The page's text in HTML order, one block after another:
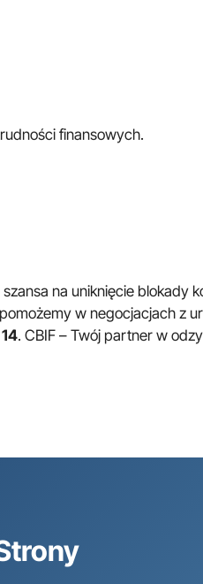
finansowych.
na uniknięcie blokady
w negocjacjach z
. CBIF – Twój partner w